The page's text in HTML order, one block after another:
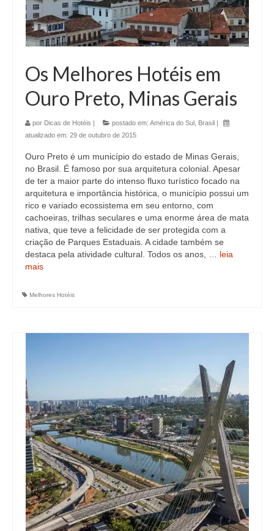
Os Melhores Hotéis em
Ouro Preto, Minas Gerais
por Dicas de Hotéis | postado em: América do Sul Brasil |
atualizado em: 29 de outubro de 2015
Ouro Preto é um município do estado de Minas Gerais,
no Brasil. É famoso por sua arquitetura colonial. Apesar
de ter a maior parte do intenso fluxo turístico focado na
arquitetura e importância histórica, o município possui um
rico e variado ecossistema em seu entorno, com
cachoeiras, trilhas seculares e uma enorme área de mata
nativa, que teve a felicidade de ser protegida com a
criação de Parques Estaduais. A cidade também se
destaca pela atividade cultural. Todos os anos, … leia
mais
Melhores Hotéis